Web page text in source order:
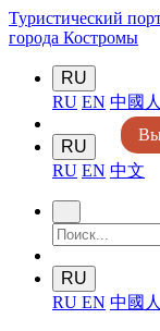
Туристический
города Костромы
RU
RU EN 中國人
RU
RU EN 中文
RU
RU EN 中國人